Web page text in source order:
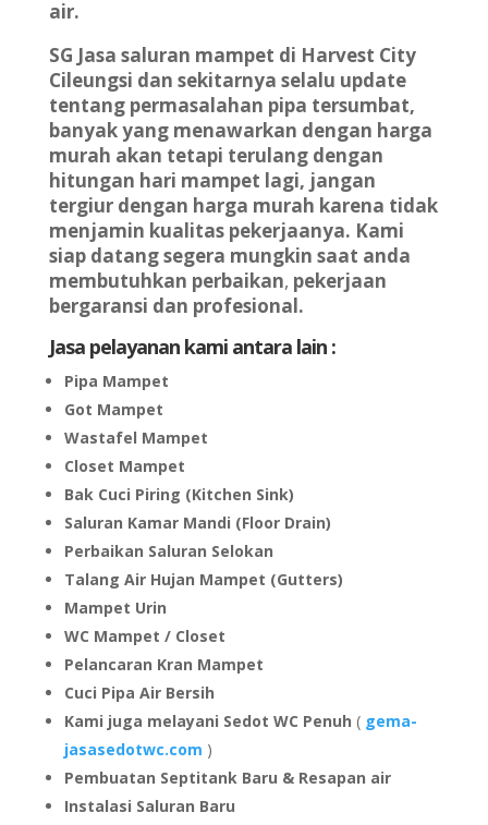
air.
SG Jasa saluran mampet di Harvest City
Cileungsi dan sekitarnya selalu update
tentang permasalahan pipa tersumbat,
banyak yang menawarkan dengan harga
murah akan tetapi terulang dengan
hitungan hari mampet lagi, jangan
tergiur dengan harga murah karena tidak
menjamin kualitas pekerjaanya. Kami
siap datang segera mungkin saat anda
membutuhkan perbaikan, pekerjaan
bergaransi dan profesional.
Jasa pelayanan kami antara lain :
Pipa Mampet
Got Mampet
Wastafel Mampet
Closet Mampet
Bak Cuci Piring (Kitchen Sink)
Saluran Kamar Mandi (Floor Drain)
Perbaikan Saluran Selokan
Talang Air Hujan Mampet (Gutters)
Mampet Urin
WC Mampet / Closet
Pelancaran Kran Mampet
Cuci Pipa Air Bersih
Kami juga melayani Sedot WC Penuh ( gema-
jasasedotwc.com )
Pembuatan Septitank Baru & Resapan air
Instalasi Saluran Baru